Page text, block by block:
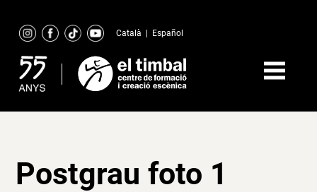
content
Català Español
Postgrau foto 1